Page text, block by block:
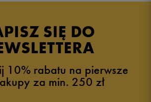
SIĘ DO
10% rabatu na pierwsze
za min. 250 zł